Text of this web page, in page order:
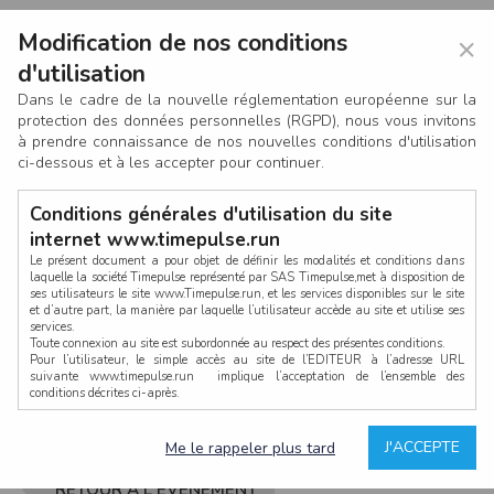
CONNEXION
RETOUR À L'ÉVÈNEMENT
×
Modification de nos conditions
d'utilisation
Dans le cadre de la nouvelle réglementation européenne sur la
protection des données personnelles (RGPD), nous vous invitons
à prendre connaissance de nos nouvelles conditions d'utilisation
ci-dessous et à les accepter pour continuer.
Conditions générales d'utilisation du site
internet www.timepulse.run
Le présent document a pour objet de définir les modalités et conditions dans
laquelle la société Timepulse représenté par SAS Timepulse,met à disposition de
ses utilisateurs le site www.Timepulse.run, et les services disponibles sur le site
et d’autre part, la manière par laquelle l’utilisateur accède au site et utilise ses
services.
Toute connexion au site est subordonnée au respect des présentes conditions.
Pour l’utilisateur, le simple accès au site de l’EDITEUR à l’adresse URL
suivante www.timepulse.run implique l’acceptation de l’ensemble des
conditions décrites ci-après.
La structure générale du site www.timepulse.run, par quelque procédé que ce
soit, sans l'autorisation préalable et par écrit de Fourcherot Mickael et/ou de ses
J'ACCEPTE
Me le rappeler plus tard